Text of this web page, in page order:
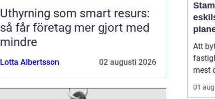
Uthyrning som smart resurs:
så får företag mer gjort med
mindre
Lotta Albertsson 02 augusti 2026
Att
mest
01